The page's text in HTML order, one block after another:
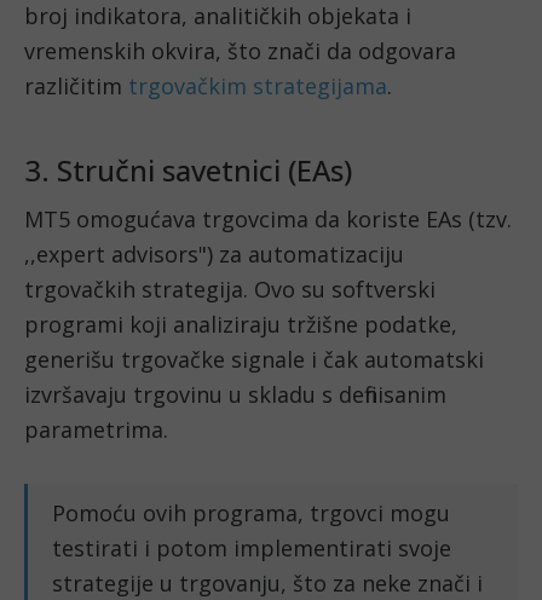
broj indikatora, analitičkih objekata i
vremenskih okvira, što znači da odgovara
različitim trgovačkim strategijama.
3. Stručni savetnici (EAs)
MT5 omogućava trgovcima da koriste EAs (tzv.
,,expert advisors") za automatizaciju
trgovačkih strategija. Ovo su softverski
programi koji analiziraju tržišne podatke,
generišu trgovačke signale i čak automatski
izvršavaju trgovinu u skladu s definisanim
parametrima.
Pomoću ovih programa, trgovci mogu
testirati i potom implementirati svoje
strategije u trgovanju, što za neke znači i